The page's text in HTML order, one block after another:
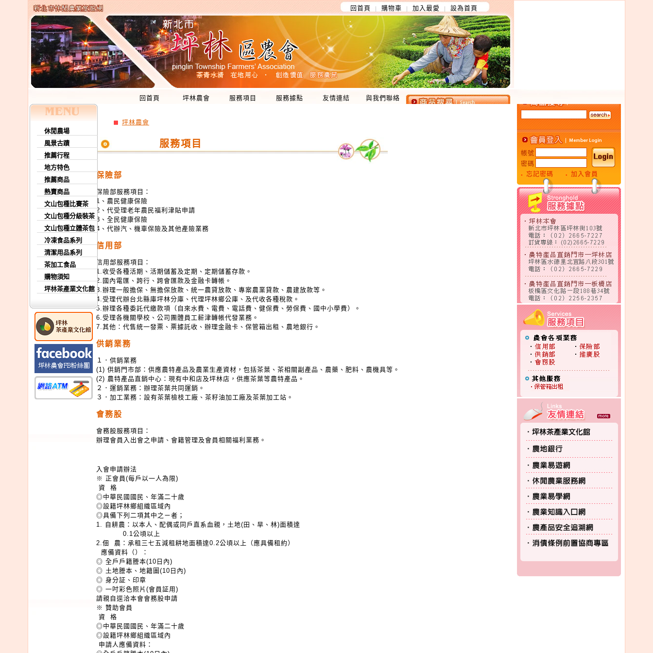
回首頁 購物車 加入最愛 設為首頁
回首頁 坪林農會 服務項目 服務據點 友情連結 與我們聯絡
休閒農場
風景古蹟
推薦行程
地方特色
推薦商品
熱賣商品
文山包種比賽茶
文山包種分級裝茶
文山包種立體茶包
冷凍食品系列
清潔用品系列
茶加工食品
購物須知
坪林茶產業文化館
坪林農會
服務項目
保險部
保險部服務項目：
1、農民健康保險
2、代受理老年農民福利津貼申請
3、全民健康保險
4、代辦汽、機車保險及其他產險業務
信用部
信用部服務項目：
1.收受各種活期、活期儲蓄及定期、定期儲蓄存款。
2.國內電匯、跨行、跨會匯款及金融卡轉帳。
3.辦理一般擔保、無擔保放款、統一農貸放款、專案農業貸款、農建放款等。
4.受理代辦台北縣庫坪林分庫、代理坪林鄉公庫、及代收各種稅款。
5.辦理各種委託代繳款項（自來水費、電費、電話費、健保費、勞保費、國中小學費）。
6.受理各機關學校、公司團體員工薪津轉帳代發業務。
7.其他：代售統一發票、票據託收、辦理金融卡、保管箱出租、農地銀行。
供銷業務
１．供銷業務
(1) 供銷門市部：供應農特產品及農業生產資材，包括茶葉、茶相關副產品、農藥、肥料、農機具等。
(2) 農特產品直銷中心：現有中和店及坪林店，供應茶葉等農特產品。
２．運銷業務：辦理茶葉共同運銷。
３．加工業務：設有茶葉檢枝工廠、茶籽油加工廠及茶葉加工站。
會務股
會務股服務項目：
辦理會員入出會之申請、會籍管理及會員相關福利業務。
入會申請辦法
※ 正會員(每戶以一人為限)
資 格
◎中華民國國民、年滿二十歲
◎設籍坪林鄉組織區域內
◎具備下列二項其中之ㄧ者；
1. 自耕農：以本人、配偶或同戶直系血親，土地(田、旱、林)面積達
0.1公頃以上
2.佃 農：承租三七五減租耕地面積達0.2公頃以上（應具備租約）
應備資料（）：
◎ 全戶戶籍謄本(10日內)
◎ 土地謄本、地籍圖(10日內)
◎ 身分証、印章
◎ 一吋彩色照片(會員証用)
請親自逕洽本會會務股申請
※ 贊助會員
資 格
◎中華民國國民、年滿二十歲
◎設籍坪林鄉組織區域內
申請人應備資料：
帳號
密碼
● 忘記密碼 ● 加入會員